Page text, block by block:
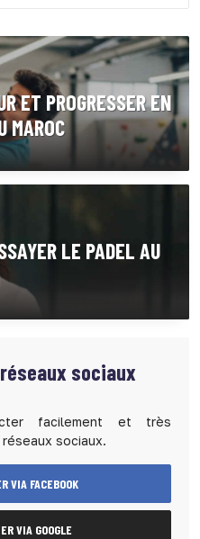
ET PROGRESSER EN
MAROC
LE PADEL AU
sociaux
facilement et très
sociaux.
VIA FACEBOOK
VIA GOOGLE